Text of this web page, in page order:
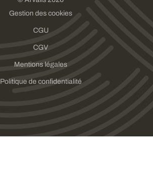
Gestion des cookies
CGU
CGV
Mentions légales
Politique de confidentialité